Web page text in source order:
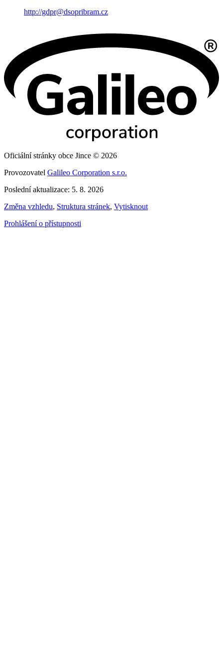
http://gdpr@dsopribram.cz
Oficiální stránky obce Jince © 2026
Provozovatel Galileo Corporation s.r.o.
Poslední aktualizace: 5. 8. 2026
Změna vzhledu, Struktura stránek, Vytisknout
Prohlášení o přístupnosti